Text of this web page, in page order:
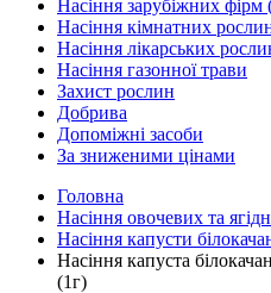
Насіння зарубіжних фірм
Насіння кімнатних
Насіння лікарських
Насіння газонної трави
Захист рослин
Добрива
Допоміжні засоби
За зниженими цінами
Головна
Насіння овочевих та
Насіння капусти
Насіння капуста
(1г)